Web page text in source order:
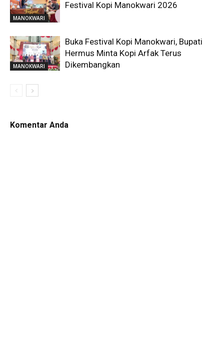
MANOKWARI
Festival Kopi Manokwari 2026
MANOKWARI
Buka Festival Kopi Manokwari, Bupati
Hermus Minta Kopi Arfak Terus
Dikembangkan
Komentar Anda